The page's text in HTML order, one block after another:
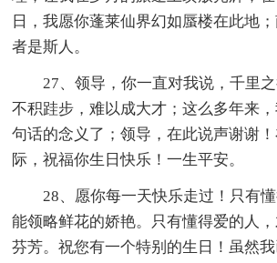
日，我愿你蓬莱仙界幻如蜃楼在此地
者是斯人。
27、领导，你一直对我说，千里
不积跬步，难以成大才；这么多年来
句话的念义了；领导，在此说声谢谢
际，祝福你生日快乐！一生平安。
28、愿你每一天快乐走过！只有
能领略鲜花的娇艳。只有懂得爱的人
芬芳。祝您有一个特别的生日！虽然我